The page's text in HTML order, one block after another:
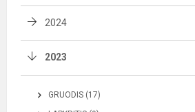
2024
2023
GRUODIS (17)